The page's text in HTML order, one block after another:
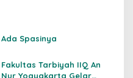
Ada Spasinya
Fakultas Tarbiyah IIQ An
Nur Yogyakarta Gelar